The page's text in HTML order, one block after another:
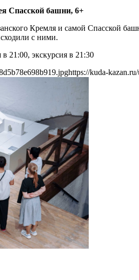
Спасской башни, 6+
Кремля и самой Спасской
с ними.
21:00, экскурсия в 21:30
https://kuda-